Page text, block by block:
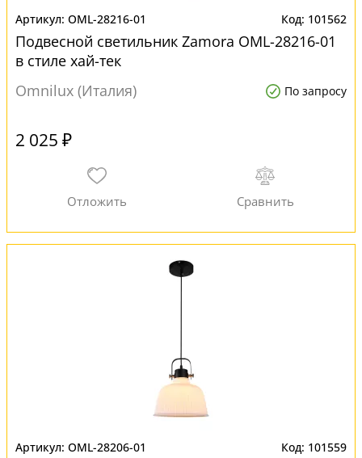
OML-28216-01 101562
Подвесной светильник Zamora OML-28216-01
в стиле хай-тек
Omnilux (Италия)
По запросу
2 025 ₽
OML-28206-01 101559